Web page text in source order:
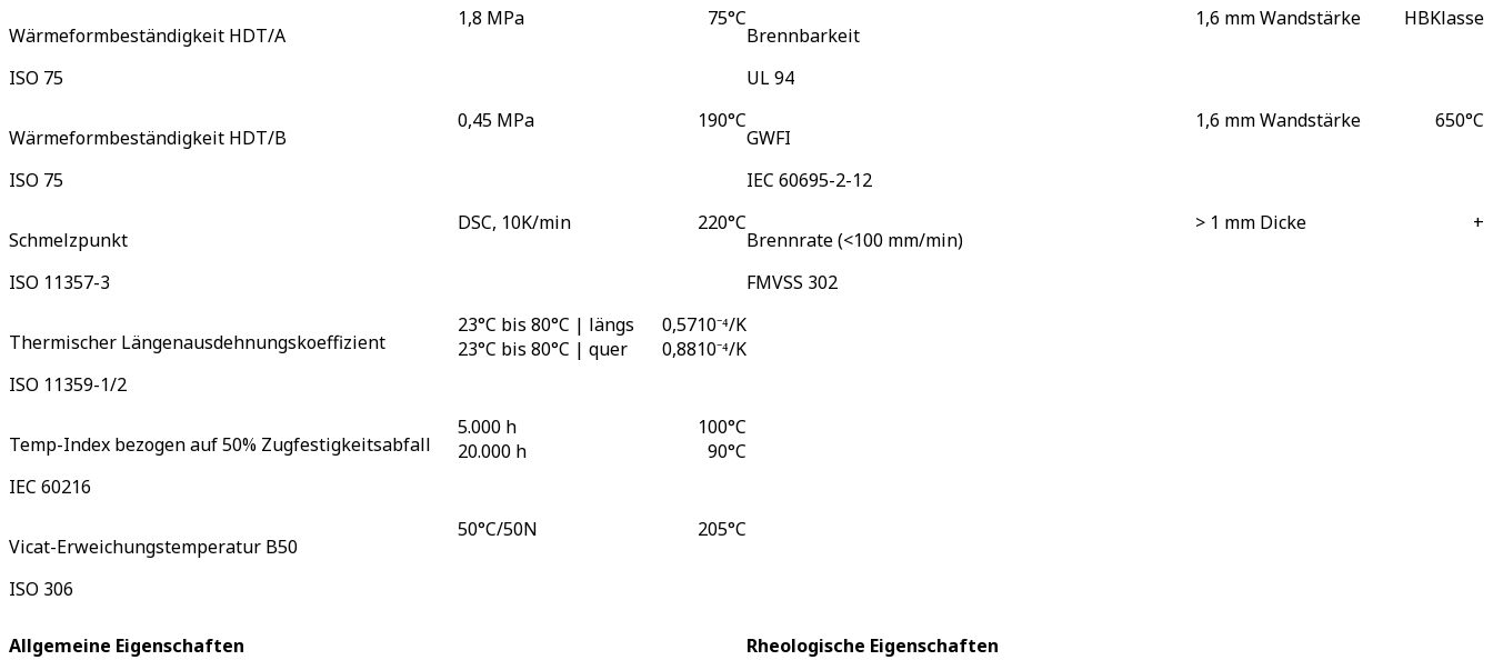
Wärmeformbeständigkeit HDT/A
ISO 75
1,8 MPa 75°C
Wärmeformbeständigkeit HDT/B
ISO 75
0,45 MPa 190°C
Schmelzpunkt
ISO 11357-3
DSC, 10K/min 220°C
Thermischer Längenausdehnungskoeffizient
ISO 11359-1/2
23°C bis 80°C | längs
23°C bis 80°C | quer
0,5710⁻⁴/K
0,8810⁻⁴/K
Temp-Index bezogen auf 50% Zugfestigkeitsabfall
IEC 60216
5.000 h
20.000 h
100°C
90°C
Vicat-Erweichungstemperatur B50
ISO 306
50°C/50N 205°C
Brennbarkeit
UL 94
1,6 mm Wandstärke HBKlasse
GWFI
IEC 60695-2-12
1,6 mm Wandstärke 650°C
Brennrate (<100 mm/min)
FMVSS 302
> 1 mm Dicke +
Allgemeine Eigenschaften Rheologische Eigenschaften